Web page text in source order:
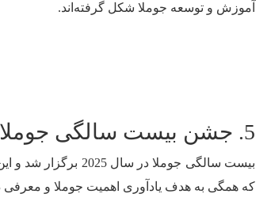
آموزش و توسعه جوملا شکل گرفته‌اند.
5. جشن بیست سالگی جوملا: رویدادها و تأثیرات
بیست سالگی
که همگی به هدف یادآوری اهمیت جوملا و معرفی